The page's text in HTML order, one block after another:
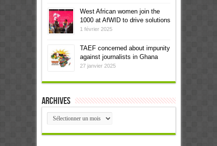
West African women join the
1000 at AfWID to drive solutions
1 février 2025
TAEF concerned about impunity
against journalists in Ghana
27 janvier 2025
Archives
Archives